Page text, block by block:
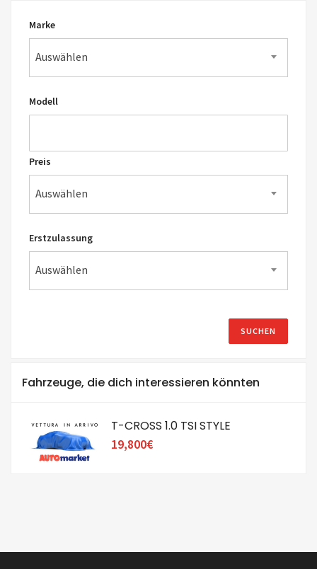
Marke
Auswählen
Modell
Preis
Auswählen
Erstzulassung
Auswählen
Fahrzeuge, die dich interessieren könnten
T-CROSS 1.0 TSI STYLE
19,800€